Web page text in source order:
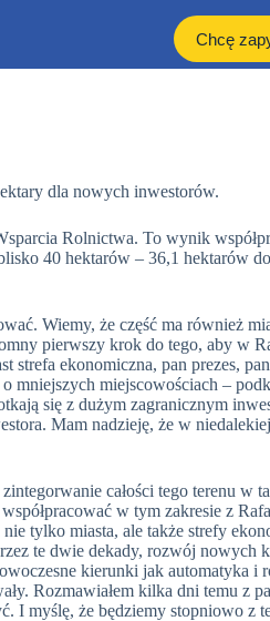
Chcę
dla nowych inwestorów.
Rolnictwa. To wynik
40 hektarów – 36,1 hektarów
Wiemy, że część ma również
pierwszy krok do tego, aby w
ekonomiczna, pan prezes,
miejscowościach –
się z dużym zagranicznym
Mam nadzieję, że w
całości tego terenu w
w tym zakresie z
tylko miasta, ale także strefy
te dwie dekady, rozwój
kierunki jak automatyka
Rozmawiałem kilka dni temu z
I myślę, że będziemy stopniowo z